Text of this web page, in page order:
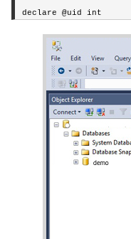
declare @uid int
declare @userName
declare @currObjName
declare @outStr
SET @uid =
declare
SELECT